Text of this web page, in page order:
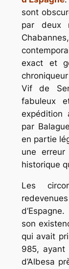
sont
par deux
exact et
Vif de
fabuleux
expédition
par
en partie
une
historique
Les
son
qui avait
985,
d’Albesa